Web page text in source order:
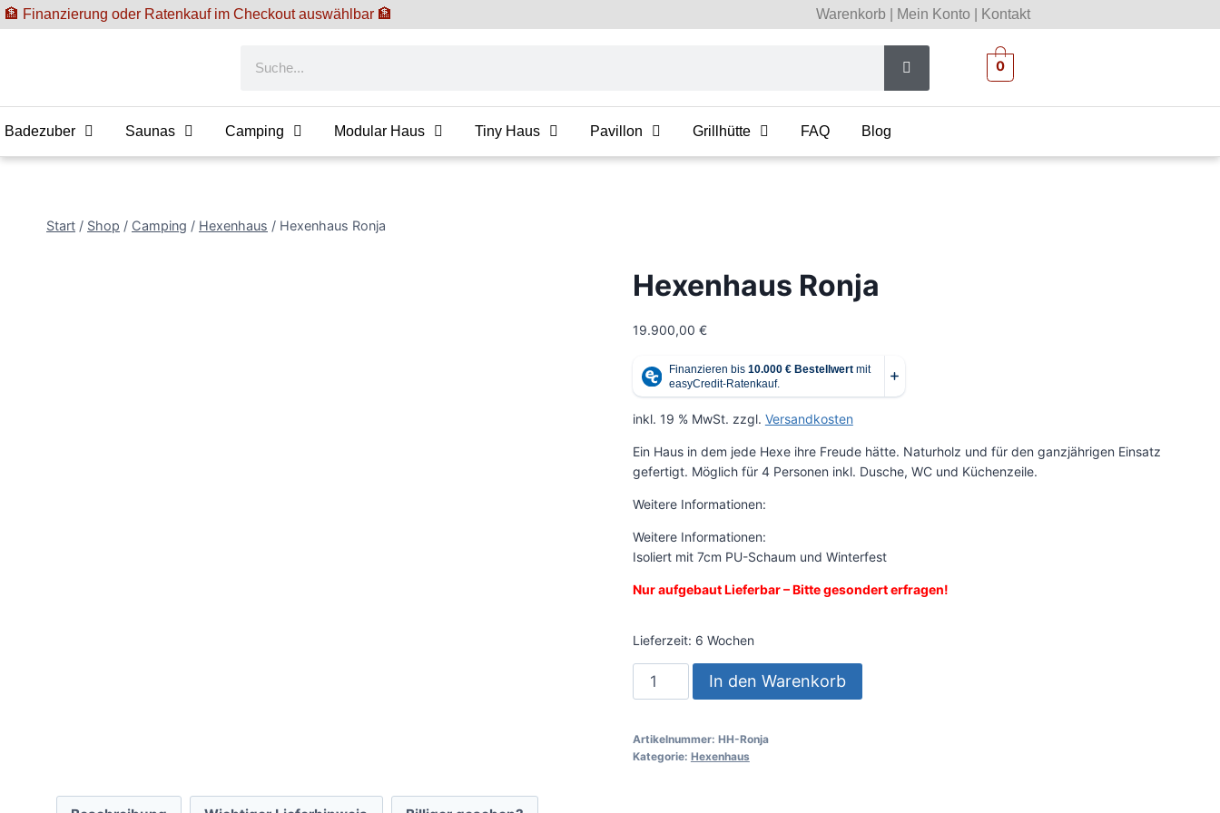
🏦 Finanzierung oder Ratenkauf im Checkout auswählbar 🏦 Warenkorb Mein Konto Kontakt
0
Badezuber Saunas Camping Modular Haus Tiny Haus Pavillon Grillhütte FAQ Blog
Start / Shop / Camping / Hexenhaus / Hexenhaus Ronja
Hexenhaus Ronja
19.900,00 €
inkl. 19 % MwSt. zzgl. Versandkosten
Ein Haus in dem jede Hexe ihre Freude hätte. Naturholz und für den ganzjährigen Einsatz
gefertigt. Möglich für 4 Personen inkl. Dusche, WC und Küchenzeile.
Weitere Informationen:
Weitere Informationen:
Isoliert mit 7cm PU-Schaum und Winterfest
Nur aufgebaut Lieferbar – Bitte gesondert erfragen!
Lieferzeit: 6 Wochen
In den Warenkorb
Artikelnummer: HH-Ronja
Kategorie: Hexenhaus